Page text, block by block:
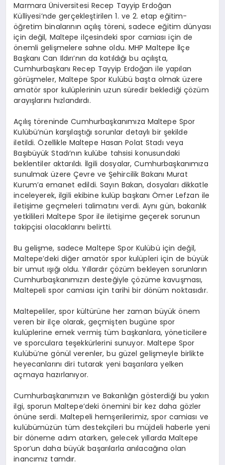
Marmara Üniversitesi Recep Tayyip Erdoğan
Külliyesi’nde gerçekleştirilen 1. ve 2. etap eğitim-
öğretim binalarının açılış töreni, sadece eğitim dünyası
için değil, Maltepe ilçesindeki spor camiası için de
önemli gelişmelere sahne oldu. MHP Maltepe İlçe
Başkanı Can Ildırı’nın da katıldığı bu açılışta,
Cumhurbaşkanı Recep Tayyip Erdoğan ile yapılan
görüşmeler, Maltepe Spor Kulübü başta olmak üzere
amatör spor kulüplerinin uzun süredir beklediği çözüm
arayışlarını hızlandırdı.
Açılış töreninde Cumhurbaşkanımıza Maltepe Spor
Kulübü’nün karşılaştığı sorunlar detaylı bir şekilde
iletildi. Özellikle Maltepe Hasan Polat Stadı veya
Başıbüyük Stadı’nın kulübe tahsisi konusundaki
beklentiler aktarıldı. İlgili dosyalar, Cumhurbaşkanımıza
sunulmak üzere Çevre ve Şehircilik Bakanı Murat
Kurum’a emanet edildi. Sayın Bakan, dosyaları dikkatle
inceleyerek, ilgili ekibine kulüp başkanı Ömer Lefzan ile
iletişime geçmeleri talimatını verdi. Aynı gün, bakanlık
yetkilileri Maltepe Spor ile iletişime geçerek sorunun
takipçisi olacaklarını belirtti.
Bu gelişme, sadece Maltepe Spor Kulübü için değil,
Maltepe’deki diğer amatör spor kulüpleri için de büyük
bir umut ışığı oldu. Yıllardır çözüm bekleyen sorunların
Cumhurbaşkanımızın desteğiyle çözüme kavuşması,
Maltepeli spor camiası için tarihi bir dönüm noktasıdır.
Maltepeliler, spor kültürüne her zaman büyük önem
veren bir ilçe olarak, geçmişten bugüne spor
kulüplerine emek vermiş tüm başkanlara, yöneticilere
ve sporculara teşekkürlerini sunuyor. Maltepe Spor
Kulübü’ne gönül verenler, bu güzel gelişmeyle birlikte
heyecanlarını diri tutarak yeni başarılara yelken
açmaya hazırlanıyor.
Cumhurbaşkanımızın ve Bakanlığın gösterdiği bu yakın
ilgi, sporun Maltepe’deki önemini bir kez daha gözler
önüne serdi. Maltepeli hemşerilerimiz, spor camiası ve
kulübümüzün tüm destekçileri bu müjdeli haberle yeni
bir döneme adım atarken, gelecek yıllarda Maltepe
Spor’un daha büyük başarılarla anılacağına olan
inancımız tamdır.